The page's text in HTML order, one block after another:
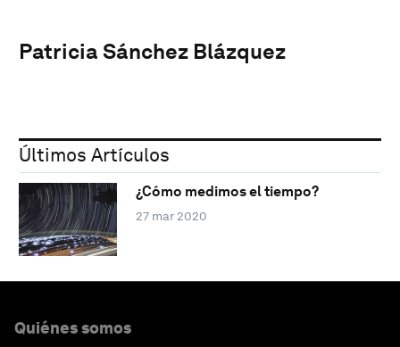
Patricia Sánchez Blázquez
Últimos Artículos
¿Cómo medimos el tiempo?
27 mar 2020
Quiénes somos